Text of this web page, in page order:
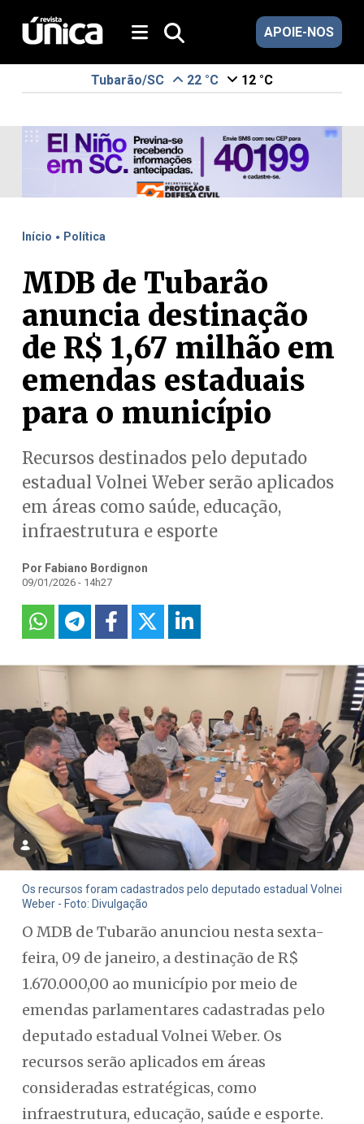
APOIE-NOS
Tubarão/SC 22 °C 12 °C
Início . Política
MDB de Tubarão
anuncia destinação
de R$ 1,67 milhão em
emendas estaduais
para o município
Recursos destinados pelo deputado
estadual Volnei Weber serão aplicados
em áreas como saúde, educação,
infraestrutura e esporte
Por Fabiano Bordignon
09/01/2026 - 14h27
Os recursos foram cadastrados pelo deputado estadual Volnei
Weber - Foto: Divulgação
O MDB de Tubarão anunciou nesta sexta-
feira, 09 de janeiro, a destinação de R$
1.670.000,00 ao município por meio de
emendas parlamentares cadastradas pelo
deputado estadual Volnei Weber. Os
recursos serão aplicados em áreas
consideradas estratégicas, como
infraestrutura, educação, saúde e esporte.